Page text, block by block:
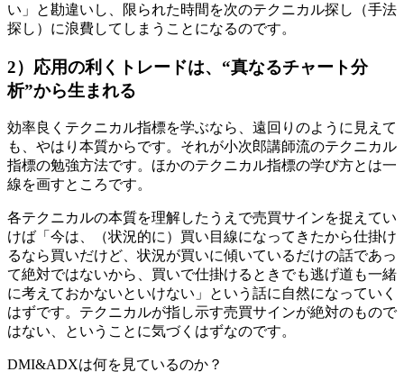
い」と勘違いし、限られた時間を次のテクニカル探し（手法
探し）に浪費してしまうことになるのです。
2）応用の利くトレードは、“真なるチャート分
析”から生まれる
効率良くテクニカル指標を学ぶなら、遠回りのように見えて
も、やはり本質からです。それが小次郎講師流のテクニカル
指標の勉強方法です。ほかのテクニカル指標の学び方とは一
線を画すところです。
各テクニカルの本質を理解したうえで売買サインを捉えてい
けば「今は、（状況的に）買い目線になってきたから仕掛け
るなら買いだけど、状況が買いに傾いているだけの話であっ
て絶対ではないから、買いで仕掛けるときでも逃げ道も一緒
に考えておかないといけない」という話に自然になっていく
はずです。テクニカルが指し示す売買サインが絶対のもので
はない、ということに気づくはずなのです。
DMI&ADXは何を見ているのか？